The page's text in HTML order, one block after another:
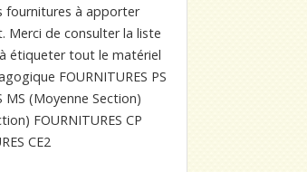
fournitures à apporter
Merci de consulter la liste
étiqueter tout le matériel
FOURNITURES PS
MS (Moyenne Section)
FOURNITURES CP
CE2